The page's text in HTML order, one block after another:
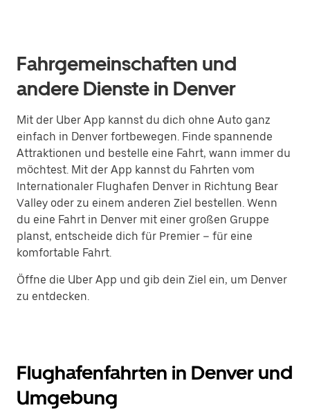
Fahrgemeinschaften und
andere Dienste in Denver
Mit der Uber App kannst du dich ohne Auto ganz
einfach in Denver fortbewegen. Finde spannende
Attraktionen und bestelle eine Fahrt, wann immer du
möchtest. Mit der App kannst du Fahrten vom
Internationaler Flughafen Denver in Richtung Bear
Valley oder zu einem anderen Ziel bestellen. Wenn
du eine Fahrt in Denver mit einer großen Gruppe
planst, entscheide dich für Premier – für eine
komfortable Fahrt.
Öffne die Uber App und gib dein Ziel ein, um Denver
zu entdecken.
Flughafenfahrten in Denver und
Umgebung